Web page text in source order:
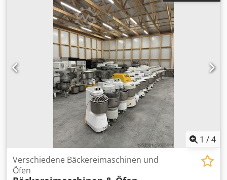
Förderbahnen mit Hubeinrichtung, Traglast 5000 kg,
Plattformgröße 4100x2100 mm Maschine stammt aus einer
Betriebsauflösung Credpfex Iuzxex Ab Ajf
1 /4
Verschiedene Bäckereimaschinen und
Öfen